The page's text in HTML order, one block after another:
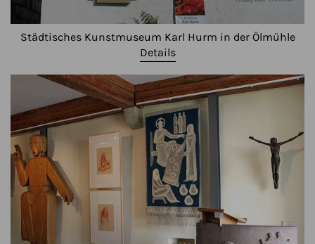
Städtisches Kunstmuseum Karl Hurm in der Ölmühle
Details